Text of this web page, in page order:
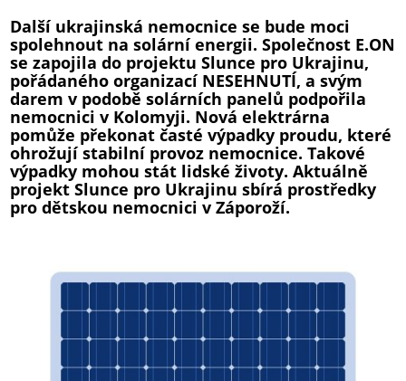
Další ukrajinská nemocnice se bude moci
spolehnout na solární energii. Společnost E.ON
se zapojila do projektu Slunce pro Ukrajinu,
pořádaného organizací NESEHNUTÍ, a svým
darem v podobě solárních panelů podpořila
nemocnici v Kolomyji. Nová elektrárna
pomůže překonat časté výpadky proudu, které
ohrožují stabilní provoz nemocnice. Takové
výpadky mohou stát lidské životy. Aktuálně
projekt Slunce pro Ukrajinu sbírá prostředky
pro dětskou nemocnici v Záporoží.